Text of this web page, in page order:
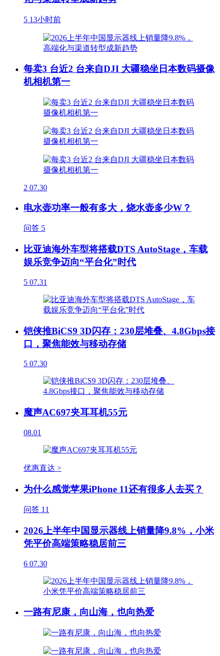
5 13小时前
每卖3 台近2 台来自DJI 大疆稳坐日本数码摄像
机相机第一
2 07.30
电水壶功率一般有多大，烧水壶多少W？
问答 5
比亚迪海外车型将搭载DTS AutoStage，车载
娱乐竞争迈向“平台化”时代
5 07.31
铠侠推BiCS9 3D闪存：230层堆叠、4.8Gbps接
口，聚焦能效与移动存储
5 07.30
魔声AC697夹耳耳机55元
08.01
优惠直达 >
为什么感觉苹果iPhone 11还有很多人去买？
问答 11
2026上半年中国显示器线上销量降9.8%，小米
凭平价高端策略稳居前三
6 07.30
一路有尼康，向山海，也向热爱